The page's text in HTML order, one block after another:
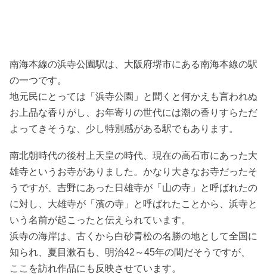
南海本線の浜寺公園駅は、大阪府堺市にある南海本線の駅
の一つです。
地元民にとっては「浜寺公園」と聞くと何かえも言われぬ
お上品な香りがし、お年寄りの世代には潮の香りすらただ
よってきそうな、少し特別感がある駅でもあります。
南北朝時代の後村上天皇の時代、現在の高石市にあった大
雄寺というお寺がありました。かなり大きなお寺だったそ
うですが、吉野にあった日雄寺が「山の寺」と呼ばれたの
に対し、大雄寺が「濱の寺」と呼ばれたことから、浜寺と
いう名前が起こったと伝えられています。
浜寺の海岸は、古くから白砂青松の名勝の地として全国に
知られ、夏目漱石も、明治42～45年の間だそうですが、
ここを訪れ作品にも反映させています。